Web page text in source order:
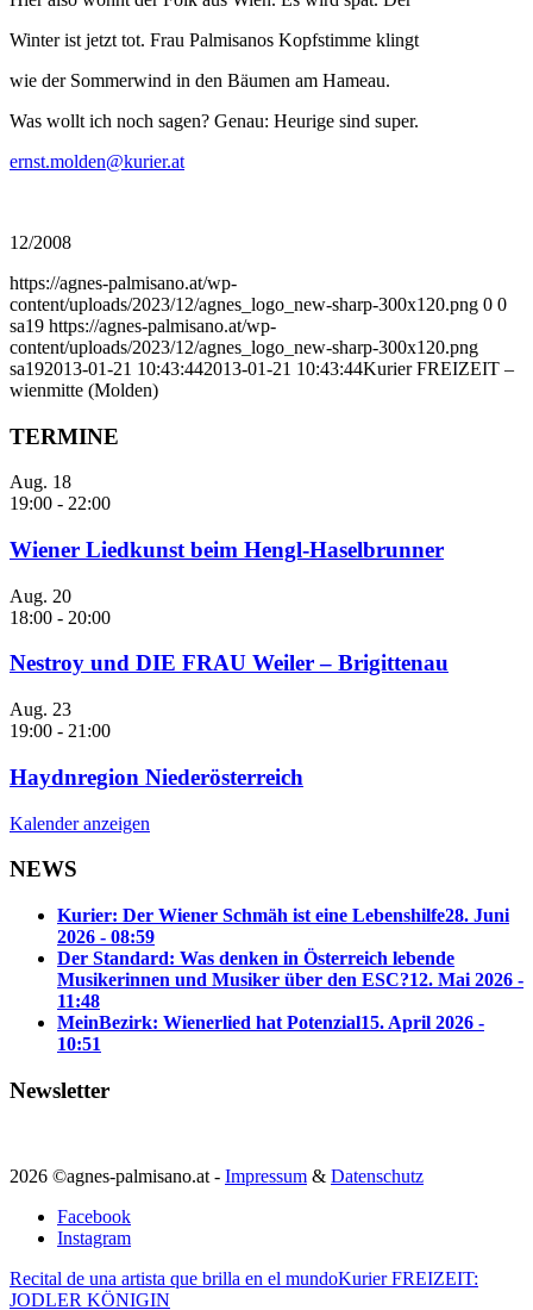
Winter ist jetzt tot. Frau Palmisanos Kopfstimme klingt
wie der Sommerwind in den Bäumen am Hameau.
Was wollt ich noch sagen? Genau: Heurige sind super.
ernst.molden@kurier.at
12/2008
https://agnes-palmisano.at/wp-
content/uploads/2023/12/agnes_logo_new-sharp-300x120.png 0 0
sa19 https://agnes-palmisano.at/wp-
content/uploads/2023/12/agnes_logo_new-sharp-300x120.png
sa192013-01-21 10:43:442013-01-21 10:43:44Kurier FREIZEIT –
wienmitte (Molden)
TERMINE
Aug. 18
19:00 - 22:00
Wiener Liedkunst beim Hengl-Haselbrunner
Aug. 20
18:00 - 20:00
Nestroy und DIE FRAU Weiler – Brigittenau
Aug. 23
19:00 - 21:00
Haydnregion Niederösterreich
Kalender anzeigen
NEWS
Kurier: Der Wiener Schmäh ist eine Lebenshilfe28. Juni
2026 - 08:59
Der Standard: Was denken in Österreich lebende
Musikerinnen und Musiker über den ESC?12. Mai 2026 -
11:48
MeinBezirk: Wienerlied hat Potenzial15. April 2026 -
10:51
Newsletter
2026 ©agnes-palmisano.at - Impressum & Datenschutz
Facebook
Instagram
Recital de una artista que brilla en el mundoKurier FREIZEIT:
JODLER KÖNIGIN